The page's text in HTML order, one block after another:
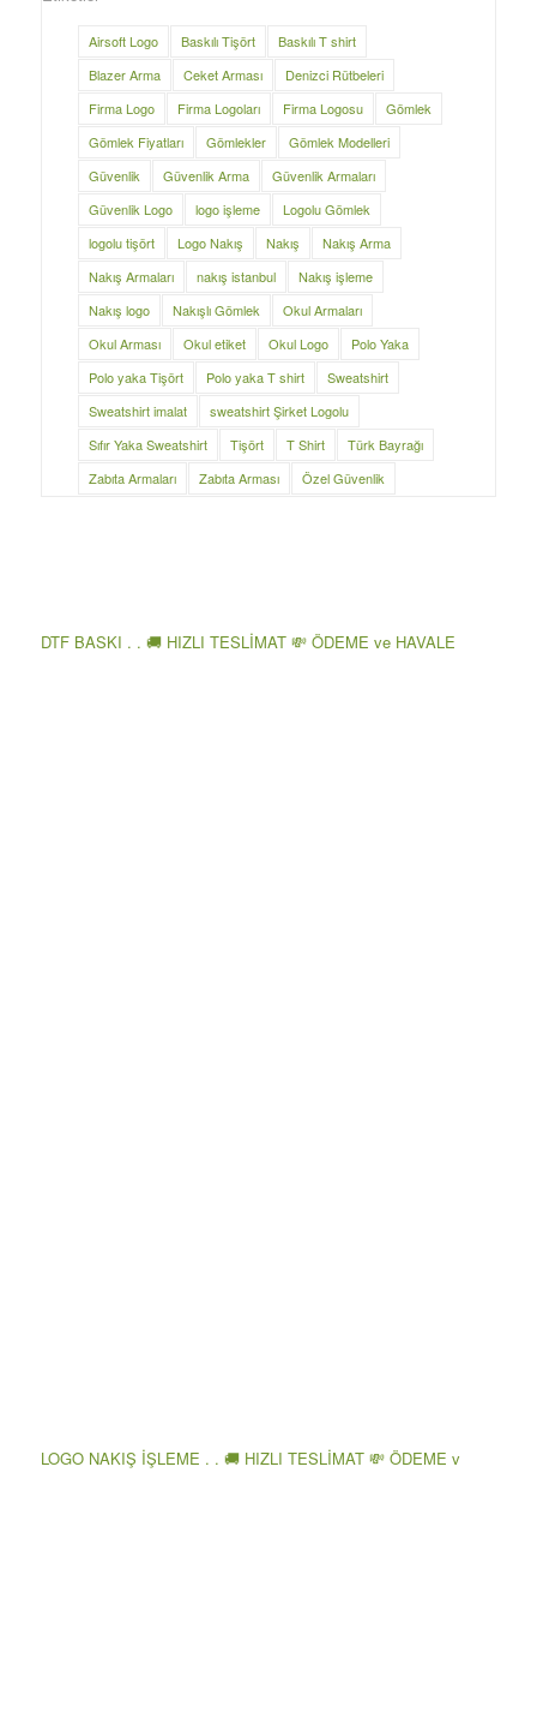
Airsoft Logo Baskılı Tişört
Baskılı T shirt
Blazer Arma
Ceket Arması
Denizci Rütbeleri
Firma Logo
Firma Logoları Firma Logosu
Gömlek
Gömlek Fiyatları
Gömlekler
Gömlek Modelleri
Güvenlik
Güvenlik Arma
Güvenlik Armaları
Güvenlik Logo
logo işleme
Logolu Gömlek
logolu tişört
Logo Nakış Nakış
Nakış Arma
Nakış Armaları
nakış istanbul
Nakış işleme
Nakış logo
Nakışlı Gömlek
Okul Armaları
Okul Arması
Okul etiket Okul Logo
Polo Yaka
Polo yaka Tişört
Polo yaka T shirt
Sweatshirt
Sweatshirt imalat
sweatshirt Şirket Logolu
Sıfır Yaka Sweatshirt
Tişört T Shirt
Türk Bayrağı
Zabıta Armaları
Zabıta Arması Özel Güvenlik
DTF BASKI . . 🚚 HIZLI TESLİMAT 💸 ÖDEME ve HAVALE
LOGO NAKIŞ İŞLEME . . 🚚 HIZLI TESLİMAT 💸 ÖDEME v